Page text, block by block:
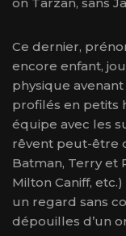
Ce dernier,
encore enfant,
physique
profilés en petits
équipe avec les
rêvent peut-être
Batman, Terry et
Milton Caniff,
un regard sans
dépouilles d’un